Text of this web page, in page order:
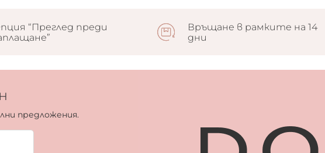
“Преглед преди
Връщане в рамките на 14
дни
предложения.